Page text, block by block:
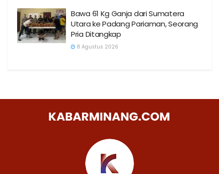
Bawa 61 Kg Ganja dari Sumatera
Utara ke Padang Pariaman, Seorang
Pria Ditangkap
8 Agustus 2026